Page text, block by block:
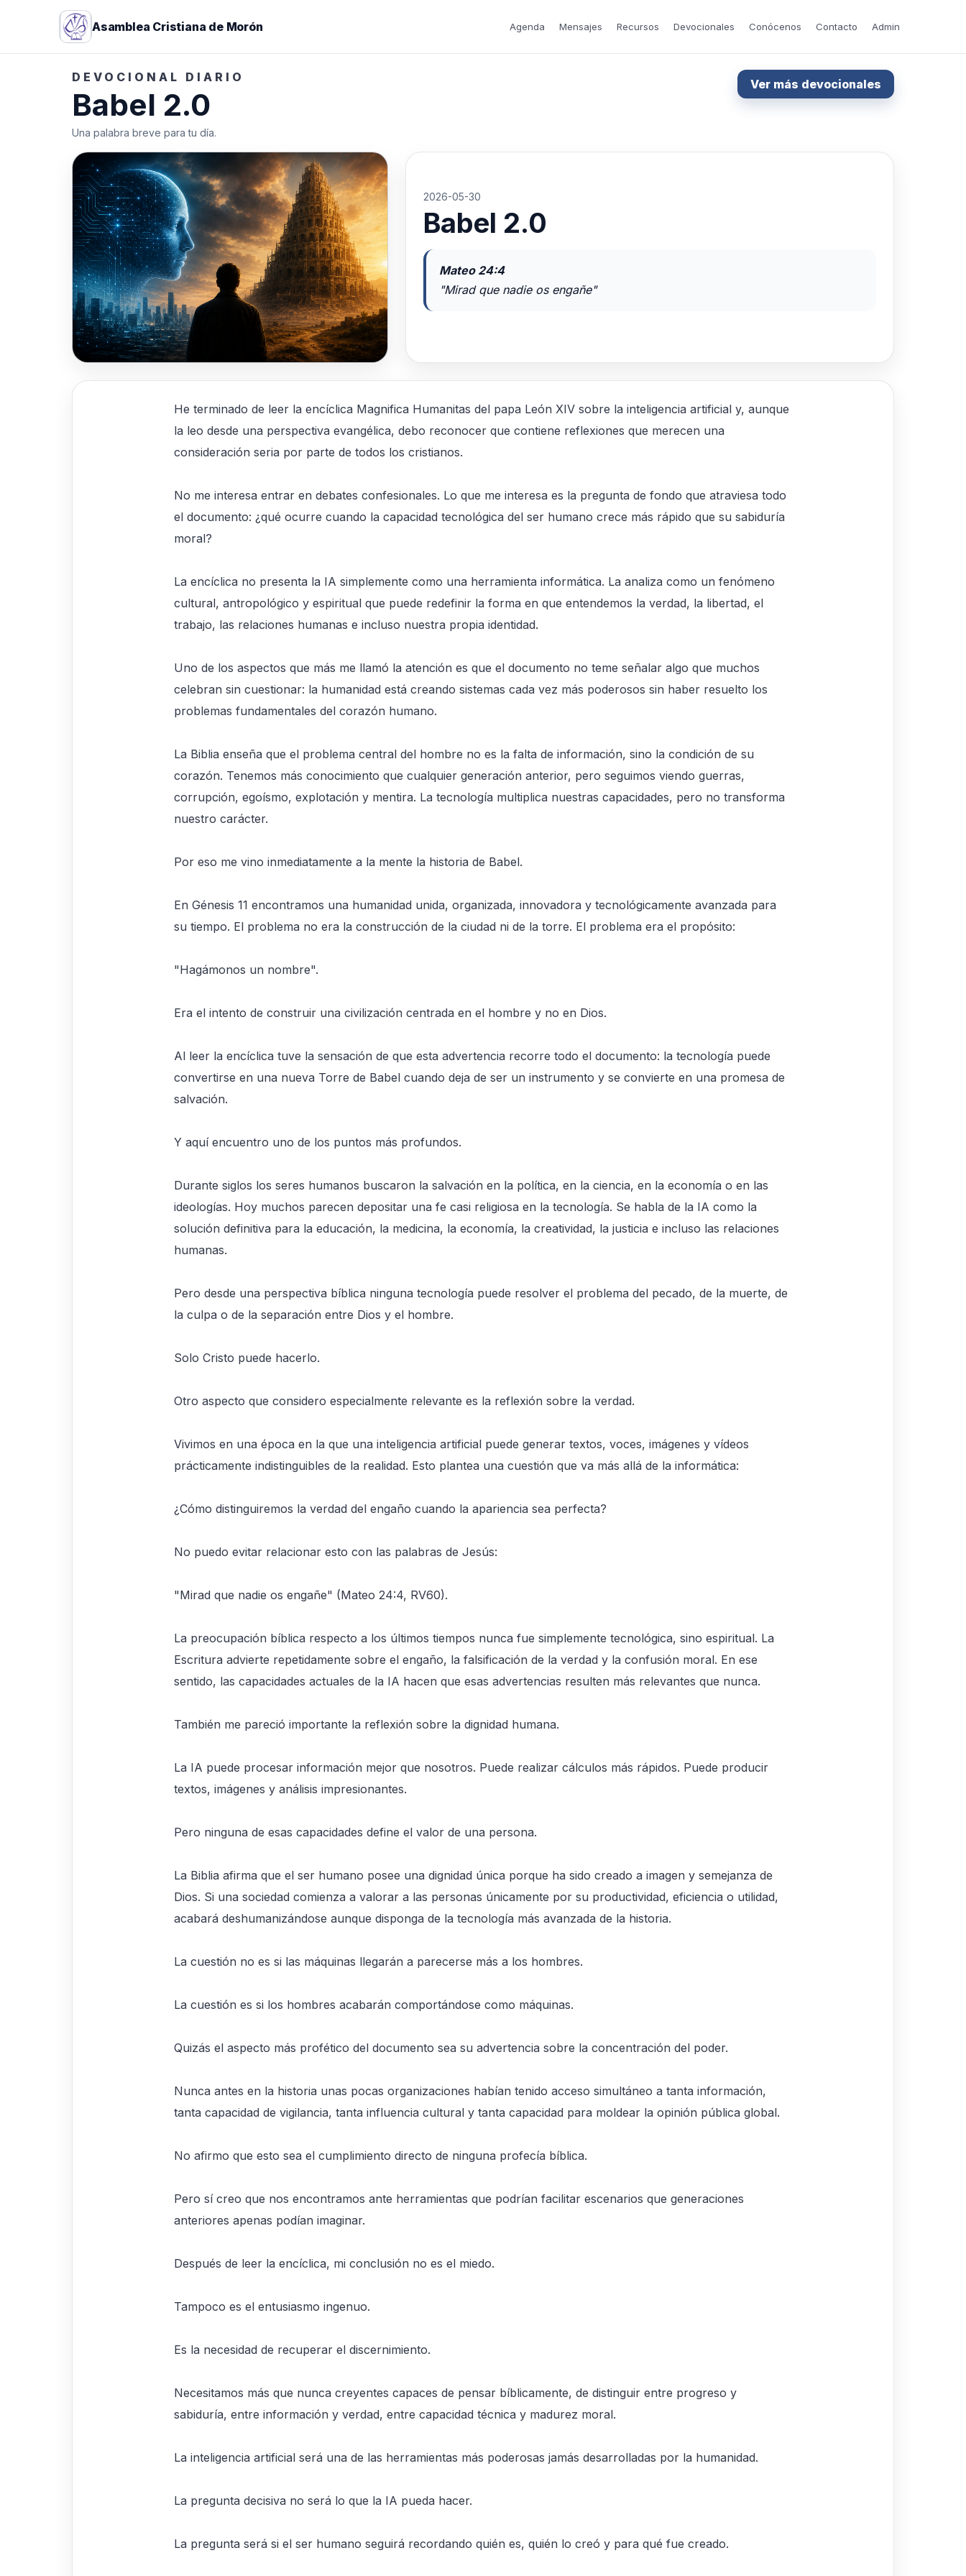
Asamblea Cristiana de Morón Agenda Mensajes Recursos Devocionales Conócenos Contacto Admin
DEVOCIONAL DIARIO
Babel 2.0
Una palabra breve para tu día.
Ver más devocionales
2026-05-30
Babel 2.0
Mateo 24:4
"Mirad que nadie os engañe"
He terminado de leer la encíclica Magnifica Humanitas del papa León XIV sobre la inteligencia artificial y, aunque
la leo desde una perspectiva evangélica, debo reconocer que contiene reflexiones que merecen una
consideración seria por parte de todos los cristianos.
No me interesa entrar en debates confesionales. Lo que me interesa es la pregunta de fondo que atraviesa todo
el documento: ¿qué ocurre cuando la capacidad tecnológica del ser humano crece más rápido que su sabiduría
moral?
La encíclica no presenta la IA simplemente como una herramienta informática. La analiza como un fenómeno
cultural, antropológico y espiritual que puede redefinir la forma en que entendemos la verdad, la libertad, el
trabajo, las relaciones humanas e incluso nuestra propia identidad.
Uno de los aspectos que más me llamó la atención es que el documento no teme señalar algo que muchos
celebran sin cuestionar: la humanidad está creando sistemas cada vez más poderosos sin haber resuelto los
problemas fundamentales del corazón humano.
La Biblia enseña que el problema central del hombre no es la falta de información, sino la condición de su
corazón. Tenemos más conocimiento que cualquier generación anterior, pero seguimos viendo guerras,
corrupción, egoísmo, explotación y mentira. La tecnología multiplica nuestras capacidades, pero no transforma
nuestro carácter.
Por eso me vino inmediatamente a la mente la historia de Babel.
En Génesis 11 encontramos una humanidad unida, organizada, innovadora y tecnológicamente avanzada para
su tiempo. El problema no era la construcción de la ciudad ni de la torre. El problema era el propósito:
"Hagámonos un nombre".
Era el intento de construir una civilización centrada en el hombre y no en Dios.
Al leer la encíclica tuve la sensación de que esta advertencia recorre todo el documento: la tecnología puede
convertirse en una nueva Torre de Babel cuando deja de ser un instrumento y se convierte en una promesa de
salvación.
Y aquí encuentro uno de los puntos más profundos.
Durante siglos los seres humanos buscaron la salvación en la política, en la ciencia, en la economía o en las
ideologías. Hoy muchos parecen depositar una fe casi religiosa en la tecnología. Se habla de la IA como la
solución definitiva para la educación, la medicina, la economía, la creatividad, la justicia e incluso las relaciones
humanas.
Pero desde una perspectiva bíblica ninguna tecnología puede resolver el problema del pecado, de la muerte, de
la culpa o de la separación entre Dios y el hombre.
Solo Cristo puede hacerlo.
Otro aspecto que considero especialmente relevante es la reflexión sobre la verdad.
Vivimos en una época en la que una inteligencia artificial puede generar textos, voces, imágenes y vídeos
prácticamente indistinguibles de la realidad. Esto plantea una cuestión que va más allá de la informática:
¿Cómo distinguiremos la verdad del engaño cuando la apariencia sea perfecta?
No puedo evitar relacionar esto con las palabras de Jesús:
"Mirad que nadie os engañe" (Mateo 24:4, RV60).
La preocupación bíblica respecto a los últimos tiempos nunca fue simplemente tecnológica, sino espiritual. La
Escritura advierte repetidamente sobre el engaño, la falsificación de la verdad y la confusión moral. En ese
sentido, las capacidades actuales de la IA hacen que esas advertencias resulten más relevantes que nunca.
También me pareció importante la reflexión sobre la dignidad humana.
La IA puede procesar información mejor que nosotros. Puede realizar cálculos más rápidos. Puede producir
textos, imágenes y análisis impresionantes.
Pero ninguna de esas capacidades define el valor de una persona.
La Biblia afirma que el ser humano posee una dignidad única porque ha sido creado a imagen y semejanza de
Dios. Si una sociedad comienza a valorar a las personas únicamente por su productividad, eficiencia o utilidad,
acabará deshumanizándose aunque disponga de la tecnología más avanzada de la historia.
La cuestión no es si las máquinas llegarán a parecerse más a los hombres.
La cuestión es si los hombres acabarán comportándose como máquinas.
Quizás el aspecto más profético del documento sea su advertencia sobre la concentración del poder.
Nunca antes en la historia unas pocas organizaciones habían tenido acceso simultáneo a tanta información,
tanta capacidad de vigilancia, tanta influencia cultural y tanta capacidad para moldear la opinión pública global.
No afirmo que esto sea el cumplimiento directo de ninguna profecía bíblica.
Pero sí creo que nos encontramos ante herramientas que podrían facilitar escenarios que generaciones
anteriores apenas podían imaginar.
Después de leer la encíclica, mi conclusión no es el miedo.
Tampoco es el entusiasmo ingenuo.
Es la necesidad de recuperar el discernimiento.
Necesitamos más que nunca creyentes capaces de pensar bíblicamente, de distinguir entre progreso y
sabiduría, entre información y verdad, entre capacidad técnica y madurez moral.
La inteligencia artificial será una de las herramientas más poderosas jamás desarrolladas por la humanidad.
La pregunta decisiva no será lo que la IA pueda hacer.
La pregunta será si el ser humano seguirá recordando quién es, quién lo creó y para qué fue creado.